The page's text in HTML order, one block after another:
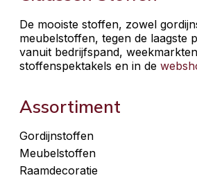
De mooiste stoffen, zowel
meubelstoffen, tegen de laagste
vanuit bedrijfspand,
stoffenspektakels en in de
Assortiment
Gordijnstoffen
Meubelstoffen
Raamdecoratie